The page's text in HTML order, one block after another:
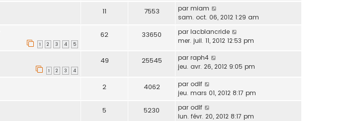
11 7553 par miam
sam. oct. 06, 2012 1:29 am
1 2 3 4 5
62 33650 par lacblancride
mer. juil. 11, 2012 12:53 pm
1 2 3 4
49 25545 par raph4
jeu. avr. 26, 2012 9:05 pm
2 4062 par odlf
jeu. mars 01, 2012 8:17 pm
5 5230 par odlf
lun. févr. 20, 2012 8:17 pm